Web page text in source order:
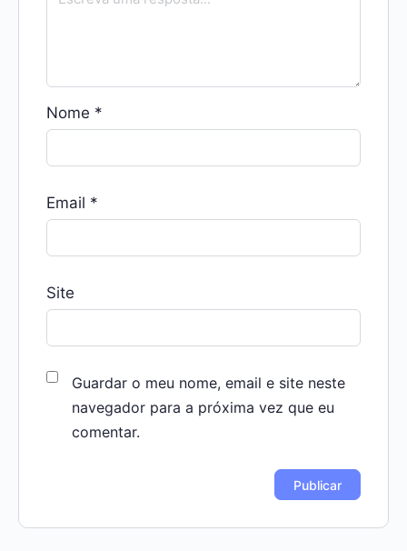
Nome *
Email *
Site
Guardar o meu nome, email e site neste
navegador para a próxima vez que eu
comentar.